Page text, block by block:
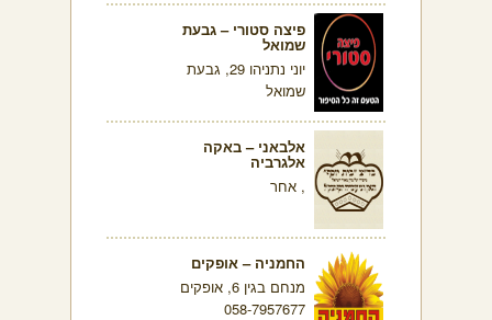
פיצה סטורי – גבעת
שמואל
יוני נתניהו 29, גבעת
שמואל
אלבאני – באקה
אלגרביה
, אחר
החמניה – אופקים
מנחם בגין 6, אופקים
058-7957677